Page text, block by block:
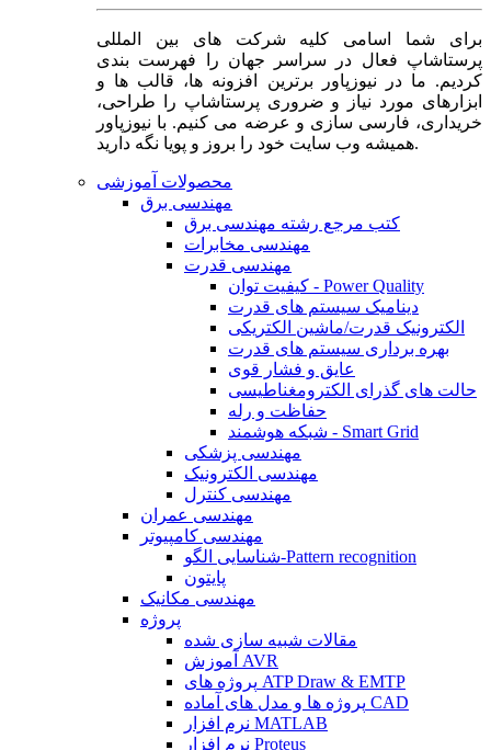
برای شما اسامی کلیه شرکت های بین المللی
پرستاشاپ فعال در سراسر جهان را فهرست بندی
کردیم. ما در نیوزپاور برترین افزونه ها، قالب ها و
ابزارهای مورد نیاز و ضروری پرستاشاپ را طراحی،
خریداری، فارسی سازی و عرضه می کنیم. با نیوزپاور
همیشه وب سایت خود را بروز و پویا نگه دارید.
محصولات آموزشی
مهندسی برق
کتب مرجع رشته مهندسی برق
مهندسی مخابرات
مهندسی قدرت
کیفیت توان - Power Quality
دینامیک سیستم های قدرت
الکترونیک قدرت/ماشین الکتریکی
بهره برداری سیستم های قدرت
عایق و فشار قوی
حالت های گذرای الکترومغناطیسی
حفاظت و رله
شبکه هوشمند - Smart Grid
مهندسی پزشکی
مهندسی الکترونیک
مهندسی کنترل
مهندسی عمران
مهندسی کامپیوتر
شناسایی الگو-Pattern recognition
پایتون
مهندسی مکانیک
پروژه
مقالات شبیه سازی شده
آموزش AVR
پروژه های ATP Draw & EMTP
پروژه ها و مدل های آماده CAD
نرم افزار MATLAB
نرم افزار Proteus